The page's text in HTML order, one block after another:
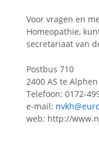
Voor vragen en
Homeopathie,
secretariaat van
Postbus 710
2400 AS te
Telefoon: 0172-
e-mail:
web: http://